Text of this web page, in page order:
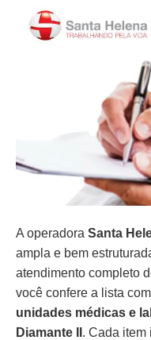
A operadora Santa
ampla e bem
atendimento completo
você confere a lista
unidades médicas e
Diamante II . Cada item